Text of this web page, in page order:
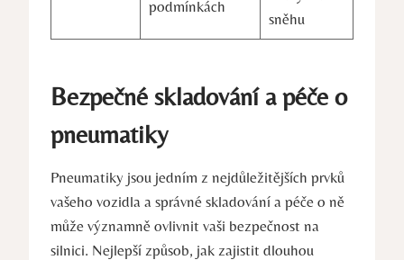
podmínkách
sněhu
Bezpečné skladování a péče o
pneumatiky
Pneumatiky jsou jedním z nejdůležitějších prvků
vašeho vozidla a správné skladování a péče o ně
může významně ovlivnit vaši bezpečnost na
silnici. Nejlepší způsob, jak zajistit dlouhou